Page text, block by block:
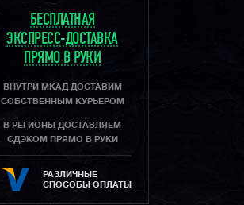
БЕСПЛАТНАЯ
ЭКСПРЕСС-ДОСТАВКА
ПРЯМО В РУКИ
ВНУТРИ МКАД ДОСТАВИМ
СОБСТВЕННЫМ КУРЬЕРОМ
В РЕГИОНЫ ДОСТАВЛЯЕМ
СДЭКОМ ПРЯМО В РУКИ
РАЗЛИЧНЫЕ
СПОСОБЫ ОПЛАТЫ